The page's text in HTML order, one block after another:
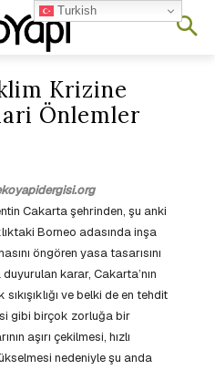
Krizine
Önlemler
Cakarta şehrinden, şu anki
Borneo adasında inşa
öngören yasa tasarısını
karar, Cakarta’nın
ve belki de en tehdit
gibi birçok zorluğa bir
aşırı çekilmesi, hızlı
nedeniyle şu anda
Turkish